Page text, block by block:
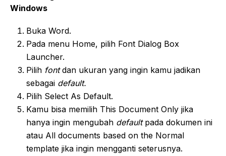
Windows
Buka Word.
Pada menu Home, pilih Font Dialog Box
Launcher.
Pilih fontdan ukuran yang ingin kamu jadikan
sebagai default.
Pilih Select As Default.
Kamu bisa memilih This Document Only jika
hanya ingin mengubah default pada dokumen ini
atau All documents based on the Normal
template jika ingin mengganti seterusnya.